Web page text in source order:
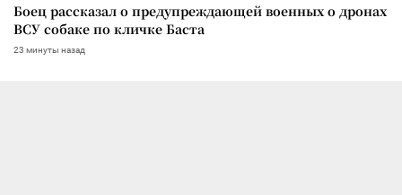
Боец рассказал о предупреждающей военных о дронах
ВСУ собаке по кличке Баста
23 минуты назад